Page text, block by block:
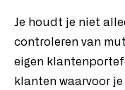
Je houdt je niet
controleren van
eigen
klanten waarvoor